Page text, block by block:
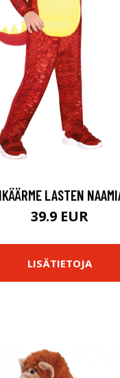
LASTEN
39.9 EUR
LISÄTIETOJA